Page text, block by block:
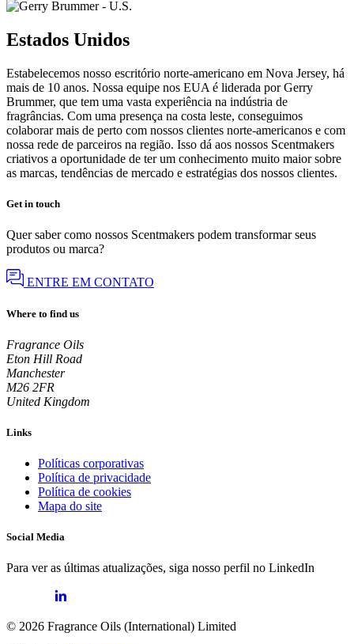
Estados Unidos
Estabelecemos nosso escritório norte-americano em Nova Jersey, há
mais de 10 anos. Nossa equipe nos EUA é liderada por Gerry
Brummer, que tem uma vasta experiência na indústria de
fragrâncias. Com uma presença na costa leste, conseguimos
colaborar mais de perto com nossos clientes norte-americanos e com
nossa rede de parceiros na região. Isso dá aos nossos Scentmakers
criativos a oportunidade de ter um conhecimento muito maior sobre
as marcas, tendências de mercado e estratégias dos nossos clientes.
Get in touch
Quer saber como nossos Scentmakers podem transformar seus
produtos ou marca?
ENTRE EM CONTATO
Where to find us
Fragrance Oils
Eton Hill Road
Manchester
M26 2FR
United Kingdom
Links
Políticas corporativas
Política de privacidade
Política de cookies
Mapa do site
Social Media
Para ver as últimas atualizações, siga nosso perfil no LinkedIn
© 2026 Fragrance Oils (International) Limited